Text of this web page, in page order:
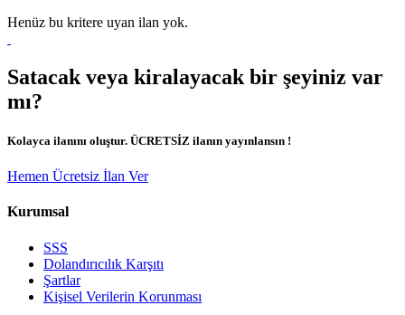
Henüz bu kritere uyan ilan yok.
Satacak veya kiralayacak bir şeyiniz var
mı?
Kolayca ilanını oluştur. ÜCRETSİZ ilanın yayınlansın !
Hemen Ücretsiz İlan Ver
Kurumsal
SSS
Dolandırıcılık Karşıtı
Şartlar
Kişisel Verilerin Korunması